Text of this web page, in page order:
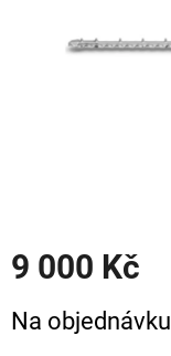
9 000 Kč
cena:
Na objednávku